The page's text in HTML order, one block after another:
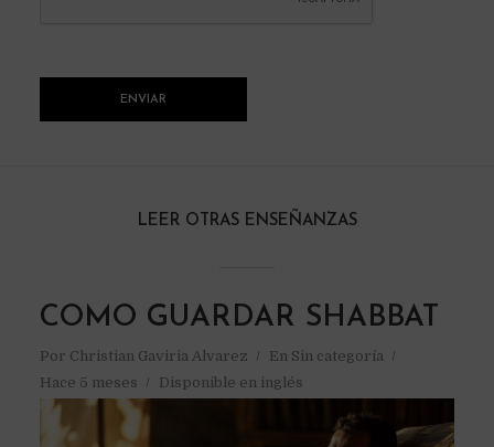
LEER OTRAS ENSEÑANZAS
COMO GUARDAR SHABBAT
Por Christian Gaviria Alvarez En Sin categoría
Hace 5 meses
Disponible en inglés